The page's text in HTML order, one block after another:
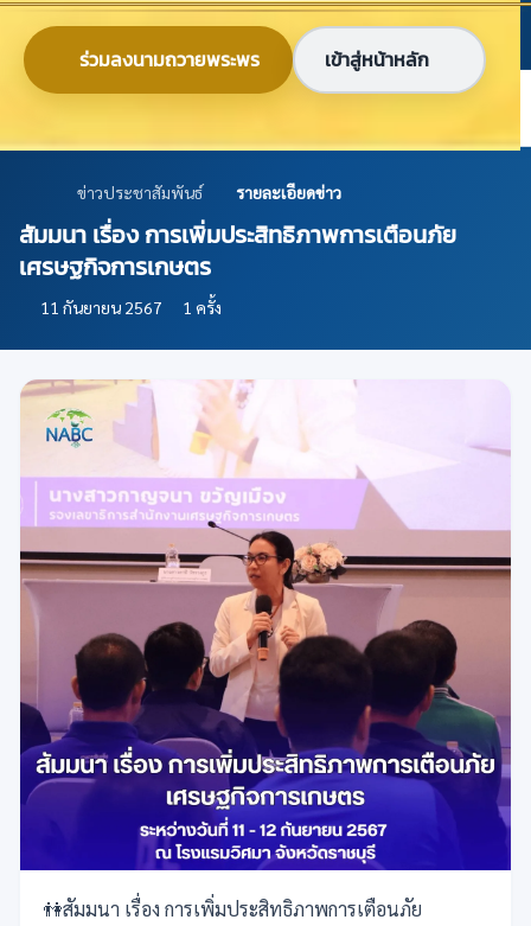
ร่วมลงนามถวายพระพร เข้าสู่หน้าหลัก
ข้ามไปยังเนื้อหาหลัก
ก ก ก ไทย EN
ข่าวประชาสัมพันธ์ รายละเอียดข่าว
สัมมนา เรื่อง การเพิ่มประสิทธิภาพการเตือนภัย
เศรษฐกิจการเกษตร
11 กันยายน 2567 1 ครั้ง
👫สัมมนา เรื่อง การเพิ่มประสิทธิภาพการเตือนภัย